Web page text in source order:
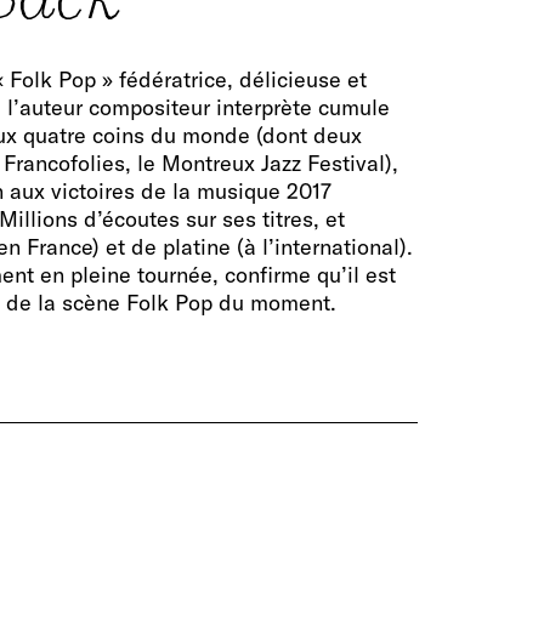
Folk Pop » fédératrice, délicieuse et
compositeur interprète cumule
quatre coins du monde (dont deux
le Montreux Jazz Festival),
aux victoires de la musique 2017
d’écoutes sur ses titres, et
France) et de platine (à l’international).
en pleine tournée, confirme qu’il est
la scène Folk Pop du moment.